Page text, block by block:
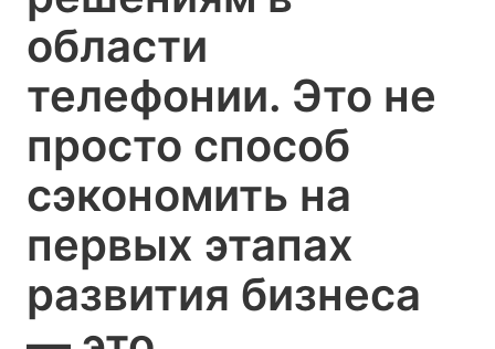
области
телефонии. Это не
просто способ
сэкономить на
первых этапах
развития бизнеса